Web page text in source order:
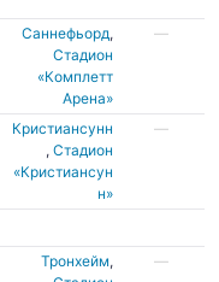
Саннефьорд,
Стадион
«Комплетт
Арена»
—
Кристиансунн
,Стадион
«Кристиансун
н»
—
Тронхейм,
—